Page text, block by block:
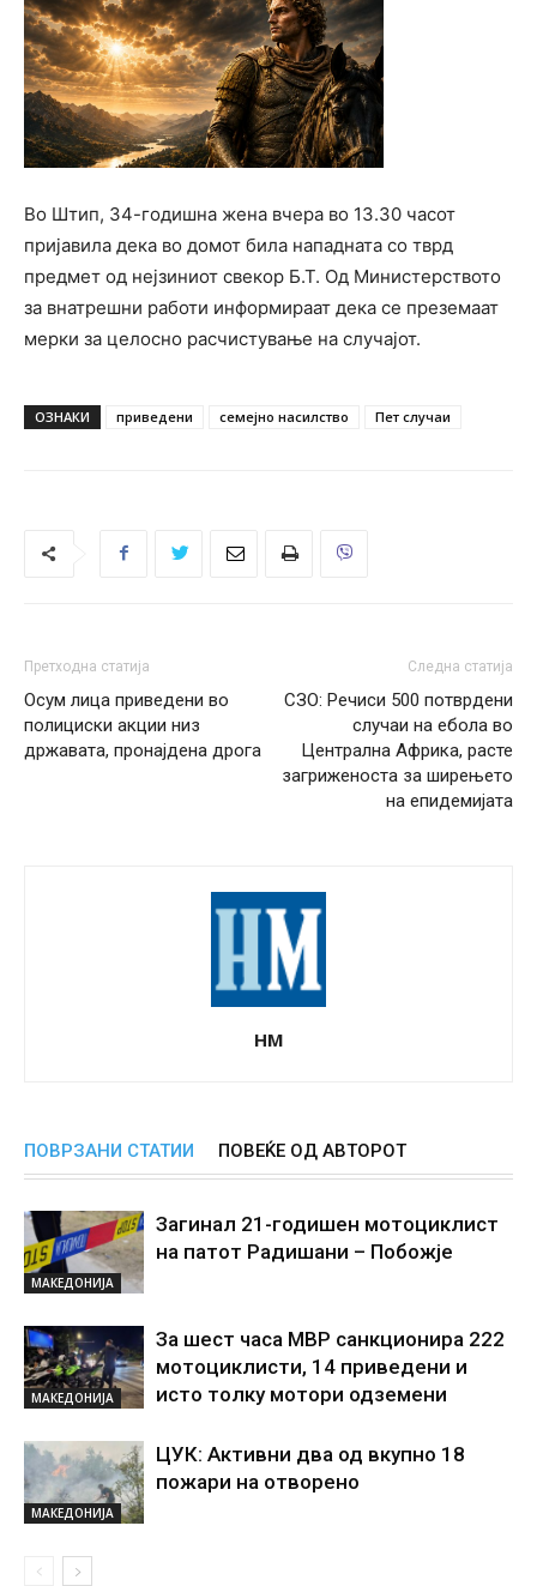
Во Штип, 34-годишна жена вчера во 13.30 часот
пријавила дека во домот била нападната со тврд
предмет од нејзиниот свекор Б.Т. Од Министерството
за внатрешни работи информираат дека се преземаат
мерки за целосно расчистување на случајот.
ОЗНАКИ приведени семејно насилство Пет случаи
Претходна статија
Осум лица приведени во
полициски акции низ
државата, пронајдена дрога
Следна статија
СЗО: Речиси 500 потврдени
случаи на ебола во
Централна Африка, расте
загриженоста за ширењето
на епидемијата
НМ
ПОВРЗАНИ СТАТИИ ПОВЕЌЕ ОД АВТОРОТ
МАКЕДОНИЈА
Загинал 21-годишен мотоциклист
на патот Радишани – Побожје
МАКЕДОНИЈА
За шест часа МВР санкционира 222
мотоциклисти, 14 приведени и
исто толку мотори одземени
МАКЕДОНИЈА
ЦУК: Активни два од вкупно 18
пожари на отворено